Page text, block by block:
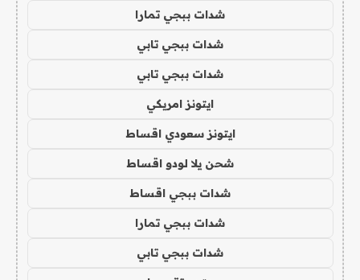
شدات ببجي تمارا
شدات ببجي تابي
شدات ببجي تابي
ايتونز امريكي
ايتونز سعودي اقساط
شحن يلا لودو اقساط
شدات ببجي اقساط
شدات ببجي تمارا
شدات ببجي تابي